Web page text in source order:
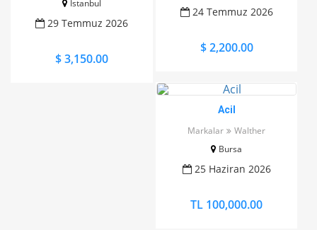
İstanbul
29 Temmuz 2026
$ 3,150.00
24 Temmuz 2026
$ 2,200.00
Acil
Markalar
Walther
Bursa
25 Haziran 2026
TL 100,000.00